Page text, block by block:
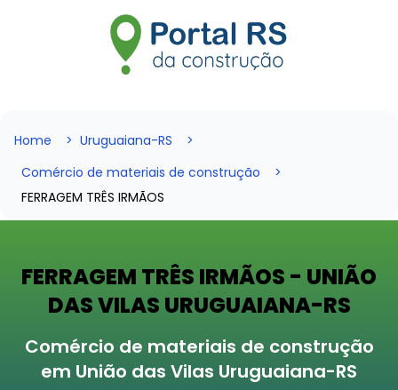
Home
Uruguaiana-RS
Comércio de materiais de construção
FERRAGEM TRÊS IRMÃOS
FERRAGEM TRÊS IRMÃOS - UNIÃO
DAS VILAS URUGUAIANA-RS
Comércio de materiais de construção
em União das Vilas Uruguaiana-RS